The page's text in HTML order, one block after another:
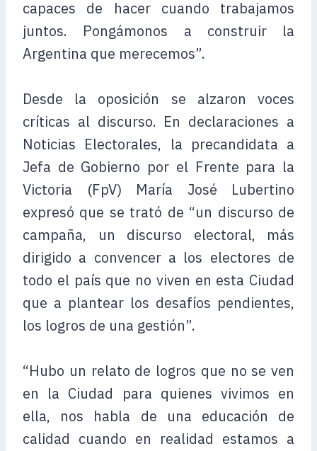
capaces de hacer cuando trabajamos
juntos. Pongámonos a construir la
Argentina que merecemos”.
Desde la oposición se alzaron voces
críticas al discurso. En declaraciones a
Noticias Electorales, la precandidata a
Jefa de Gobierno por el Frente para la
Victoria (FpV) María José Lubertino
expresó que se trató de “un discurso de
campaña, un discurso electoral, más
dirigido a convencer a los electores de
todo el país que no viven en esta Ciudad
que a plantear los desafíos pendientes,
los logros de una gestión”.
“Hubo un relato de logros que no se ven
en la Ciudad para quienes vivimos en
ella, nos habla de una educación de
calidad cuando en realidad estamos a